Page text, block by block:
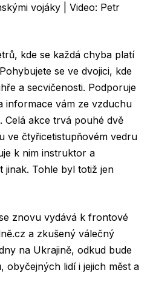
vojáky | Video: Petr
kde se každá chyba platí
se ve dvojici, kde
a secvičenosti. Podporuje
informace vám ze vzduchu
Celá akce trvá pouhé dvě
ve čtyřicetistupňovém vedru
k nim instruktor a
jinak. Tohle byl totiž jen
znovu vydává k frontové
a zkušený válečný
na Ukrajině, odkud bude
obyčejných lidí i jejich měst a